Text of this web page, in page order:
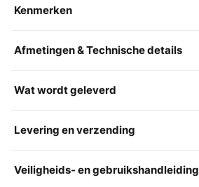
Kenmerken
Afmetingen & Technische details
Wat wordt geleverd
Levering en verzending
Veiligheids- en gebruikshandleiding